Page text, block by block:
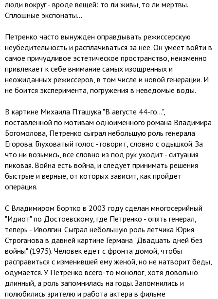
люди вокруг - вроде вещей: то ли живы, то ли мертвы.
Сплошные экспонаты...
Петренко часто вынужден оправдывать режиссерскую
неубедительность и расплачиваться за нее. Он умеет войти в
самое причудливое эстетическое пространство, неизменно
привлекает к себе внимание самых изощренных и
неожиданных режиссеров, в том числе и новой генерации. И
не боится эксперимента, погружения в неведомые воды.
В картине Михаила Пташука "В августе 44-го...",
поставленной по мотивам одноименного романа Владимира
Богомолова, Петренко сыграл небольшую роль генерала
Егорова. Глуховатый голос - говорит, словно с одышкой. За
что ни возьмись, все словно из под рук уходит - ситуация
пиковая. Война есть война, и следует принимать решения
быстрые и верные, от которых зависит, как пройдет
операция.
С Владимиром Бортко в 2003 году сделан многосерийный
"Идиот" по Достоевскому, где Петренко - опять генерал,
теперь - Иволгин. Сыграл небольшую роль летчика Юрия
Строганова в давней картине Германа "Двадцать дней без
войны" (1975). Человек едет с фронта домой, чтобы
расправиться с изменившей ему женой, но не натворит беды,
одумается. У Петренко всего-то монолог, хотя довольно
длинный, а роль запомнилась на годы. Запомнились и
полюбились зрителю и работа актера в фильме